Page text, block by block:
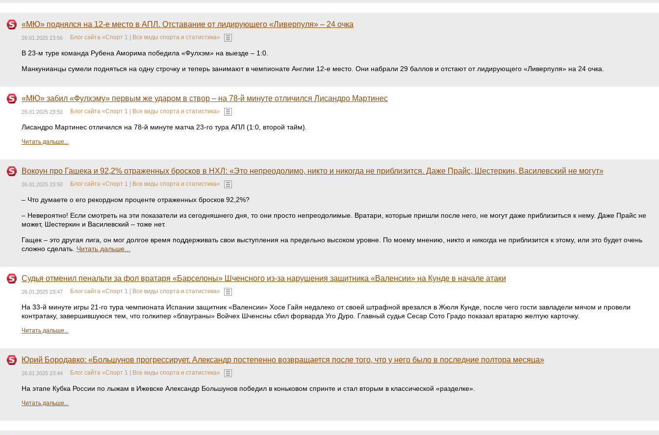
«МЮ» поднялся на 12-е место в АПЛ. Отставание от лидирующего «Ливерпуля» – 24 очка
26.01.2025 23:56 Блог сайта «Спорт 1 | Все виды спорта и статистика»
В 23-м туре команда Рубена Аморима победила «Фулхэм» на выезде – 1:0.
Манкунианцы сумели подняться на одну строчку и теперь занимают в чемпионате Англии 12-е место. Они набрали 29 баллов и отстают от лидирующего «Ливерпуля» на 24 очка.
«МЮ» забил «Фулхэму» первым же ударом в створ – на 78-й минуте отличился Лисандро Мартинес
26.01.2025 23:50 Блог сайта «Спорт 1 | Все виды спорта и статистика»
Лисандро Мартинес отличился на 78-й минуте матча 23-го тура АПЛ (1:0, второй тайм).
Читать дальше...
Вокоун про Гашека и 92,2% отраженных бросков в НХЛ: «Это непреодолимо, никто и никогда не приблизится. Даже Прайс, Шестеркин, Василевский не могут»
26.01.2025 23:50 Блог сайта «Спорт 1 | Все виды спорта и статистика»
– Что думаете о его рекордном проценте отраженных бросков 92,2%?
– Невероятно! Если смотреть на эти показатели из сегодняшнего дня, то они просто непреодолимые. Вратари, которые пришли после него, не могут даже приблизиться к нему. Даже Прайс не
может, Шестеркин и Василевский – тоже нет.
Гащек – это другая лига, он мог долгое время поддерживать свои выступления на предельно высоком уровне. По моему мнению, никто и никогда не приблизится к этому, или это будет очень
сложно сделать. Читать дальше...
Судья отменил пенальти за фол вратаря «Барселоны» Шченсного из-за нарушения защитника «Валенсии» на Кунде в начале атаки
26.01.2025 23:47 Блог сайта «Спорт 1 | Все виды спорта и статистика»
На 33-й минуте игры 21-го тура чемпионата Испании защитник «Валенсии» Хосе Гайя недалеко от своей штрафной врезался в Жюля Кунде, после чего гости завладели мячом и провели
контратаку, завершившуюся тем, что голкипер «блауграны» Войчех Шченсны сбил форварда Уго Дуро. Главный судья Сесар Сото Градо показал вратарю желтую карточку.
Читать дальше...
Юрий Бородавко: «Большунов прогрессирует. Александр постепенно возвращается после того, что у него было в последние полтора месяца»
26.01.2025 23:44 Блог сайта «Спорт 1 | Все виды спорта и статистика»
На этапе Кубка России по лыжам в Ижевске Александр Большунов победил в коньковом спринте и стал вторым в классической «разделке».
Читать дальше...